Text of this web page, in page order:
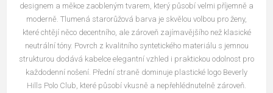
designem a měkce zaobleným tvarem, který působí velmi příjemně a
moderně. Tlumená starorůžová barva je skvělou volbou pro ženy,
které chtějí něco decentního, ale zároveň zajímavějšího než klasické
neutrální tóny. Povrch z kvalitního syntetického materiálu s jemnou
strukturou dodává kabelce elegantní vzhled i praktickou odolnost pro
každodenní nošení. Přední straně dominuje plastické logo Beverly
Hills Polo Club, které působí vkusně a nepřehlédnutelně zároveň.